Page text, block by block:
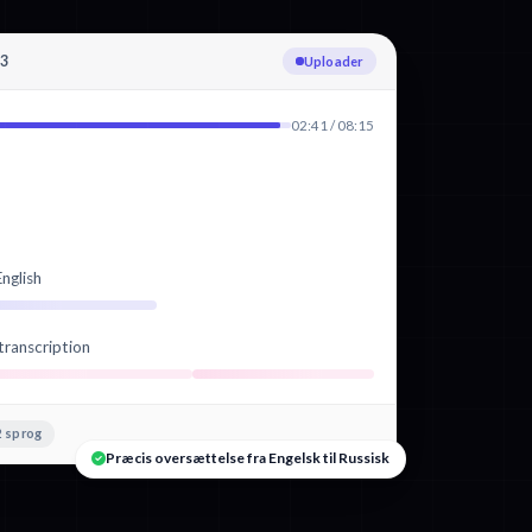
Transskriberer Engelsk
02:41 / 08:15
sprog
Præcis oversættelse fra Engelsk til Russisk